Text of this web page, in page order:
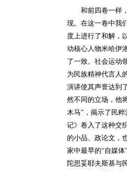
和前四卷一样，
现。在这一卷中我
度上进行了和解，
动核心人物米哈伊
了一致。社会运动
为民族精神代言人
演讲使其声誉达到
然不同的立场，他
木马”，揭示了民
记》卷入了这种交
的小品、政论文，
家中最早的“自媒
陀思妥耶夫斯基与